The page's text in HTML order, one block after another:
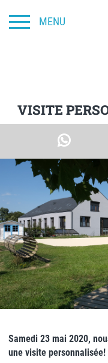
MENU
VISITE
Samedi 23 mai 2020,
une visite personnalisée!